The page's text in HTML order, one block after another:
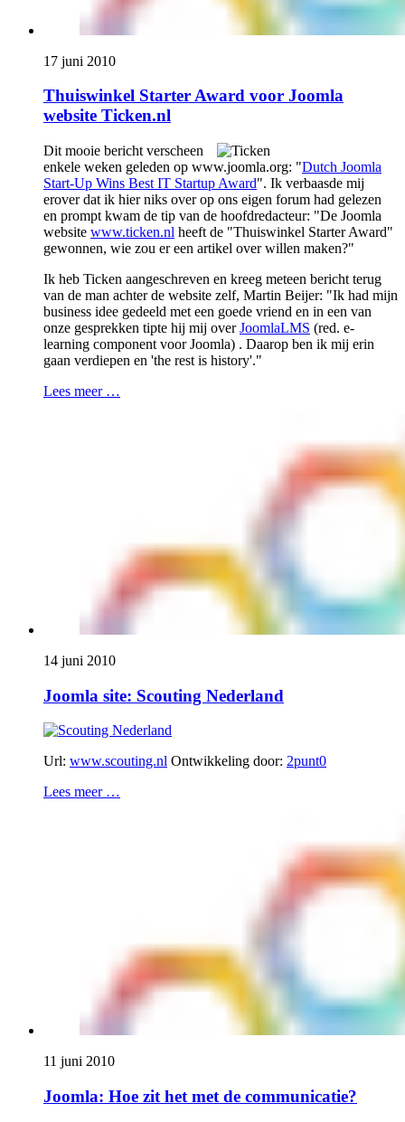
17 juni 2010
Thuiswinkel Starter Award voor Joomla
website Ticken.nl
Dit mooie bericht verscheen
enkele weken geleden op www.joomla.org: "Dutch Joomla
Start-Up Wins Best IT Startup Award". Ik verbaasde mij
erover dat ik hier niks over op ons eigen forum had gelezen
en prompt kwam de tip van de hoofdredacteur: "De Joomla
website www.ticken.nl heeft de "Thuiswinkel Starter Award"
gewonnen, wie zou er een artikel over willen maken?"
Ik heb Ticken aangeschreven en kreeg meteen bericht terug
van de man achter de website zelf, Martin Beijer: "Ik had mijn
business idee gedeeld met een goede vriend en in een van
onze gesprekken tipte hij mij overJoomlaLMS (red. e-
learning component voor Joomla) . Daarop ben ik mij erin
gaan verdiepen en 'the rest is history'."
Lees meer …
14 juni 2010
Joomla site: Scouting Nederland
Url: www.scouting.nl Ontwikkeling door: 2punt0
Lees meer …
11 juni 2010
Joomla: Hoe zit het met de communicatie?